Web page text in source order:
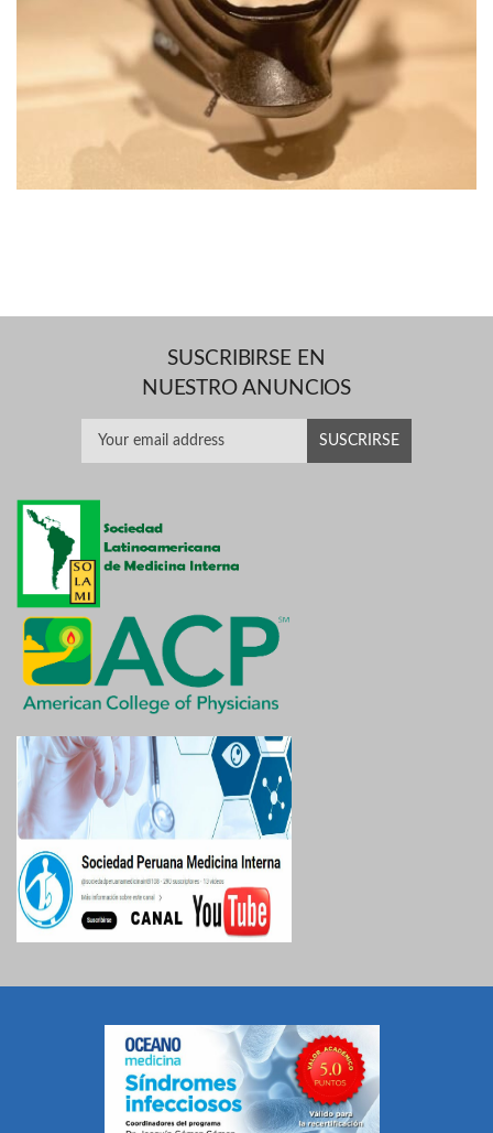
SUSCRIBIRSE EN
NUESTRO ANUNCIOS